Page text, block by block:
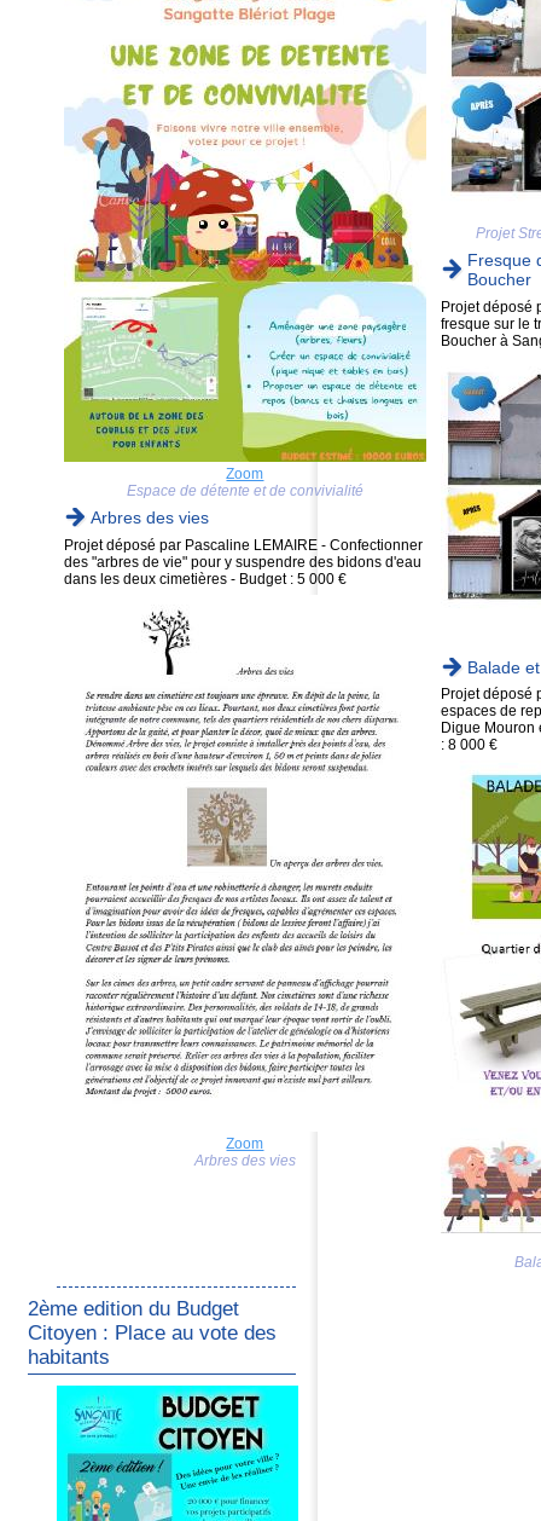
Zoom
Espace de détente et de convivialité
Arbres des vies
Projet déposé par Pascaline LEMAIRE - Confectionner
des "arbres de vie" pour y suspendre des bidons d'eau
dans les deux cimetières - Budget : 5 000 €
Zoom
Arbres des vies
Projet
Fresque
Boucher
Projet déposé
fresque sur le
Boucher à
Balade
Projet déposé
espaces de
Digue Mouron
: 8 000 €
2ème edition du Budget
Citoyen : Place au vote des
habitants